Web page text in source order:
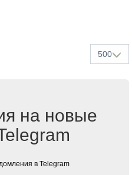
500
на новые
в Telegram